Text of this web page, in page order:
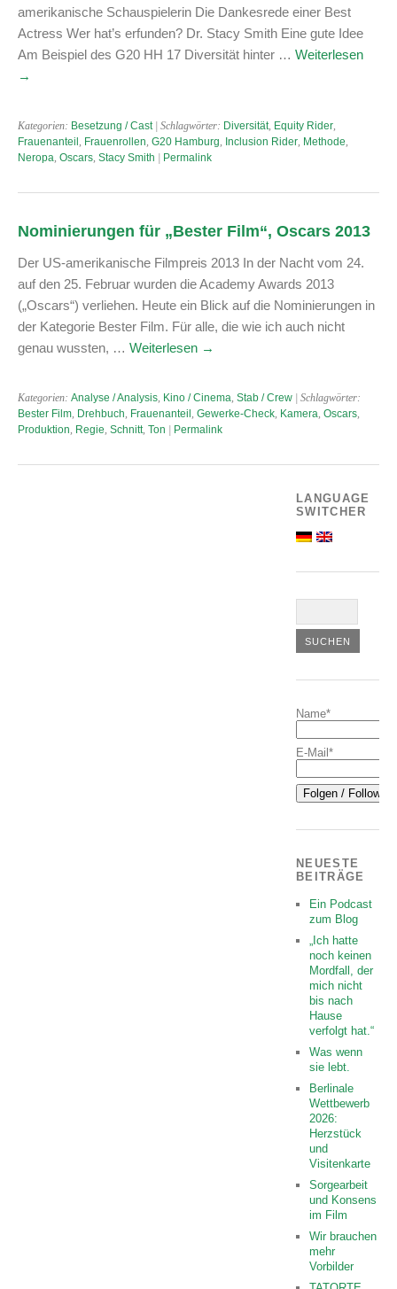
amerikanische Schauspielerin Die Dankesrede einer Best
Actress Wer hat’s erfunden? Dr. Stacy Smith Eine gute Idee
Am Beispiel des G20 HH 17 Diversität hinter … Weiterlesen
→
Kategorien: Besetzung / Cast| Schlagwörter: Diversität, Equity Rider,
Frauenanteil , Frauenrollen, G20 Hamburg, Inclusion Rider, Methode,
Neropa, Oscars, Stacy Smith Permalink
Nominierungen für „Bester Film“, Oscars 2013
Der US-amerikanische Filmpreis 2013 In der Nacht vom 24.
auf den 25. Februar wurden die Academy Awards 2013
(„Oscars“) verliehen. Heute ein Blick auf die Nominierungen in
der Kategorie Bester Film. Für alle, die wie ich auch nicht
genau wussten, … Weiterlesen →
Kategorien: Analyse / Analysis, Kino / Cinema, Stab / Crew | Schlagwörter:
Bester Film, Drehbuch, Frauenanteil , Gewerke-Check, Kamera, Oscars,
Produktion, Regie, Schnitt, Ton Permalink
LANGUAGE
SWITCHER
Name*
E-Mail*
NEUESTE
BEITRÄGE
Ein Podcast
zum Blog
„Ich hatte
noch keinen
Mordfall, der
mich nicht
bis nach
Hause
verfolgt hat.“
Was wenn
sie lebt.
Berlinale
Wettbewerb
2026:
Herzstück
und
Visitenkarte
Sorgearbeit
und Konsens
im Film
Wir brauchen
mehr
Vorbilder